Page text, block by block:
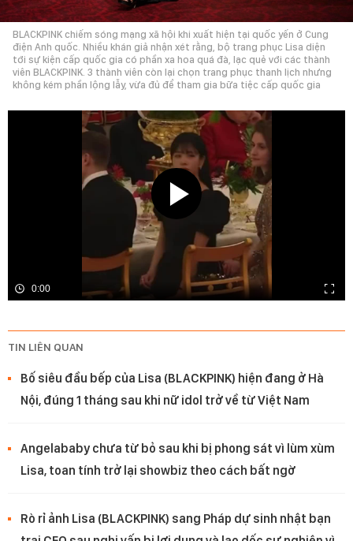
BLACKPINK chiếm sóng mạng xã hội khi xuất hiện tại quốc yến ở Cung
điện Anh quốc. Nhiều khán giả nhận xét rằng, bộ trang phục Lisa diện
tới sự kiện cấp quốc gia có phần xa hoa quá đà, lạc quẻ với các thành
viên BLACKPINK. 3 thành viên còn lại chọn trang phục thanh lịch nhưng
không kém phần lộng lẫy, vừa đủ để tham gia bữa tiệc cấp quốc gia
0:00
TIN LIÊN QUAN
Bố siêu đầu bếp của Lisa (BLACKPINK) hiện đang ở Hà
Nội, đúng 1 tháng sau khi nữ idol trở về từ Việt Nam
Angelababy chưa từ bỏ sau khi bị phong sát vì lùm xùm
Lisa, toan tính trở lại showbiz theo cách bất ngờ
Rò rỉ ảnh Lisa (BLACKPINK) sang Pháp dự sinh nhật bạn